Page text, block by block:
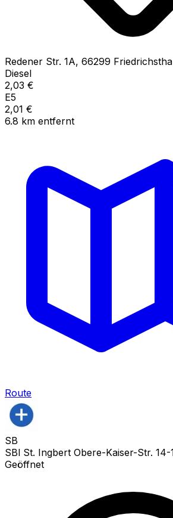
Redener Str. 1A, 66299
Diesel
2,03 €
E5
2,01 €
6.8 km entfernt
Route
SB
SBl St. Ingbert Obere-Kaiser-Str. 14-
Geöffnet